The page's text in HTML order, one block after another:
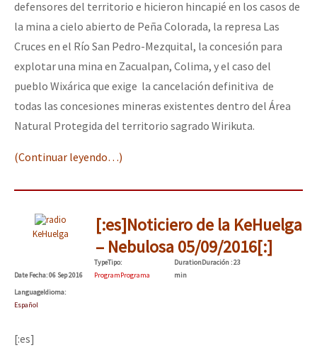
Eventos
Contacto
defensores del territorio e hicieron hincapié en los casos de
la mina a cielo abierto de Peña Colorada, la represa Las
Cruces en el Río San Pedro-Mezquital, la concesión para
explotar una mina en Zacualpan, Colima, y el caso del
pueblo Wixárica que exige la cancelación definitiva de
todas las concesiones mineras existentes dentro del Área
Natural Protegida del territorio sagrado Wirikuta.
(Continuar leyendo…)
KeHuelga
[:es]Noticiero de la KeHuelga
– Nebulosa 05/09/2016[:]
DateFecha: 06 Sep 2016
TypeTipo:
ProgramPrograma
DurationDuración : 23
min
LanguageIdioma:
Español
[:es]